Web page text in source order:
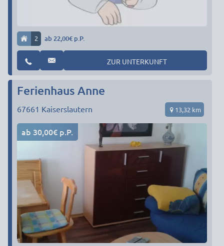
2 ab 22,00€ p.P.
ZUR UNTERKUNFT
Ferienhaus Anne
67661 Kaiserslautern 13,32 km
ab 30,00€ p.P.